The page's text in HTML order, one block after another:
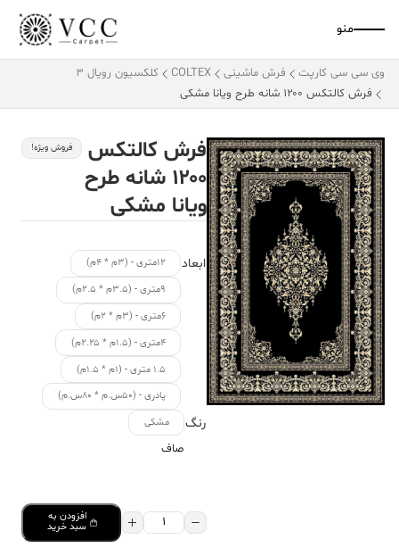
منو
وی سی سی کارپت فرش ماشینی COLTEX
کلکسیون رویال 3
فرش کالتکس ۱۲۰۰ شانه طرح ویانا مشکی
فرش کالتکس
۱۲۰۰ شانه طرح
ویانا مشکی
فروش ویژه!
ابعاد
۱۲متری - (۳م * ۴م)
۹متری - (۳.۵م * ۲.۵م)
۶متری - (۳م * ۲م)
۴متری - (۱.۵م * ۲.۲۵م)
۱.۵ متری - (۱م * ۱.۵م)
پادری - (۵۰س.م * ۸۰س.م)
رنگ مشکی
صاف
فرش
افزودن به
سبد خرید